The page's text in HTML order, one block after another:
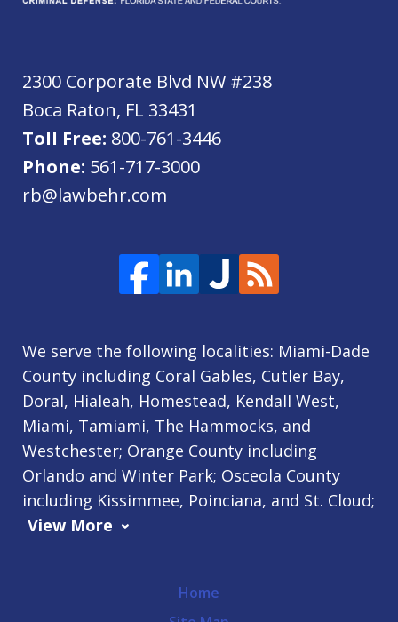
2300 Corporate Blvd NW #238
Boca Raton, FL 33431
Toll Free: 800-761-3446
Phone: 561-717-3000
rb@lawbehr.com
We serve the following localities: Miami-Dade
County including Coral Gables, Cutler Bay,
Doral, Hialeah, Homestead, Kendall West,
Miami, Tamiami, The Hammocks, and
Westchester; Orange County including
Orlando and Winter Park; Osceola County
including Kissimmee, Poinciana, and St. Cloud;
View More
Home